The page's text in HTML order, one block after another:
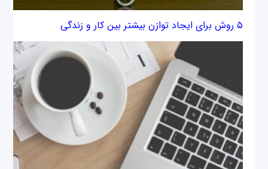
۵ روش برای ایجاد توازن بیشتر بین کار و زندگی